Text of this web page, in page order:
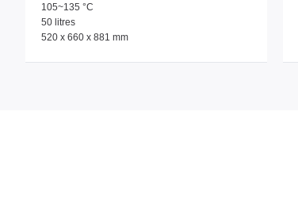
105~135 °C
50 litres
520 x 660 x 881 mm